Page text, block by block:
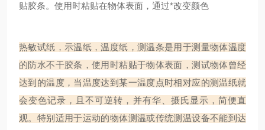
贴胶条。使用时粘贴在物体表面，通过*改变颜色
热敏试纸，示温纸，温度纸，测温条是用于测量物体温度
的防水不干胶条，使用时粘贴于物体表面，测试物体曾经
达到的温度，当温度达到某一温度点时相对应的测温纸就
会变色记录，且不可逆转，并有华、摄氏显示，简便直
观。特别适用于运动的物体测温或传统测温设备不能到达